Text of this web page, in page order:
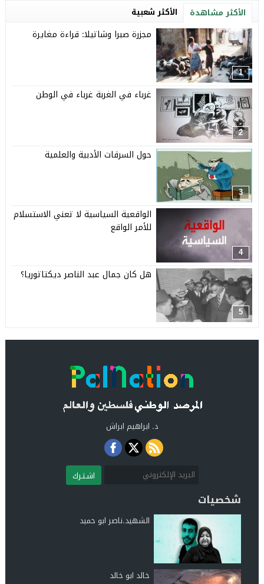
الأكثر مشاهدة الأكثر شعبية
1
مجزرة صبرا وشاتيلا: قراءة مغايرة
2
غرباء في الغربة غرباء في الوطن
3
حول السرقات الأدبية والعلمية
4
الواقعية السياسية لا تعني الاستسلام
للأمر الواقع
5
هل كان جمال عبد الناصر ديكتاتوريا؟
د. ابراهيم ابراش
اشـتـرك
شخصيات
الشهيد.ناصر ابو حميد
خالد ابو خالد